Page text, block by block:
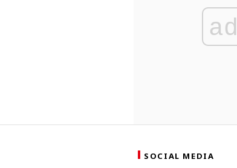
ad
SOCIAL MEDIA